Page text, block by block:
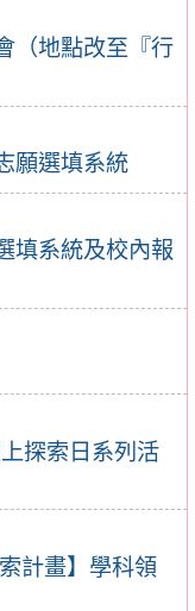
（地點改至『行
願選填系統
填系統及校內報
探索日系列活
計畫】學科領